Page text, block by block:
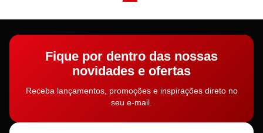
Fique por dentro das nossas
novidades e ofertas
Receba lançamentos, promoções e inspirações direto no
seu e-mail.